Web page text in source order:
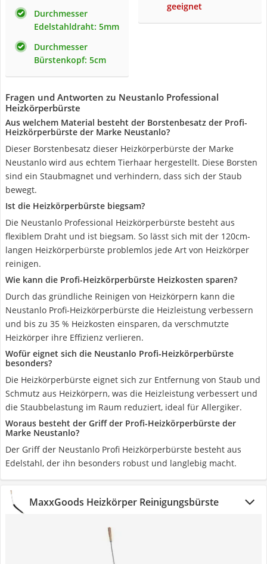
Durchmesser
Edelstahldraht: 5mm
Durchmesser
Bürstenkopf: 5cm
geeignet
Fragen und Antworten zu Neustanlo Professional
Heizkörperbürste
Aus welchem Material besteht der Borstenbesatz der Profi-
Heizkörperbürste der Marke Neustanlo?
Dieser Borstenbesatz dieser Heizkörperbürste der Marke
Neustanlo wird aus echtem Tierhaar hergestellt. Diese Borsten
sind ein Staubmagnet und verhindern, dass sich der Staub
bewegt.
Ist die Heizkörperbürste biegsam?
Die Neustanlo Professional Heizkörperbürste besteht aus
flexiblem Draht und ist biegsam. So lässt sich mit der 120cm-
langen Heizkörperbürste problemlos jede Art von Heizkörper
reinigen.
Wie kann die Profi-Heizkörperbürste Heizkosten sparen?
Durch das gründliche Reinigen von Heizkörpern kann die
Neustanlo Profi-Heizkörperbürste die Heizleistung verbessern
und bis zu 35 % Heizkosten einsparen, da verschmutzte
Heizkörper ihre Effizienz verlieren.
Wofür eignet sich die Neustanlo Profi-Heizkörperbürste
besonders?
Die Heizkörperbürste eignet sich zur Entfernung von Staub und
Schmutz aus Heizkörpern, was die Heizleistung verbessert und
die Staubbelastung im Raum reduziert, ideal für Allergiker.
Woraus besteht der Griff der Profi-Heizkörperbürste der
Marke Neustanlo?
Der Griff der Neustanlo Profi Heizkörperbürste besteht aus
Edelstahl, der ihn besonders robust und langlebig macht.
MaxxGoods Heizkörper Reinigungsbürste